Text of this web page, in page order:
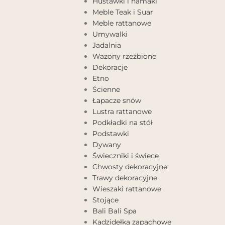
Meble Teak i Suar
Meble rattanowe
Umywalki
Jadalnia
Wazony rzeźbione
Dekoracje
Etno
Ścienne
Łapacze snów
Lustra rattanowe
Podkładki na stół
Podstawki
Dywany
Świeczniki i świece
Chwosty dekoracyjne
Trawy dekoracyjne
Wieszaki rattanowe
Stojące
Bali Bali Spa
Kadzidełka zapachowe